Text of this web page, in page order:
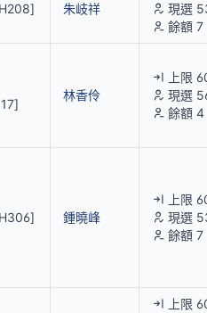
朱岐祥
現選
餘額 7
林香伶
上限
現選
餘額 4
鍾曉峰
上限
現選
餘額 7
上限